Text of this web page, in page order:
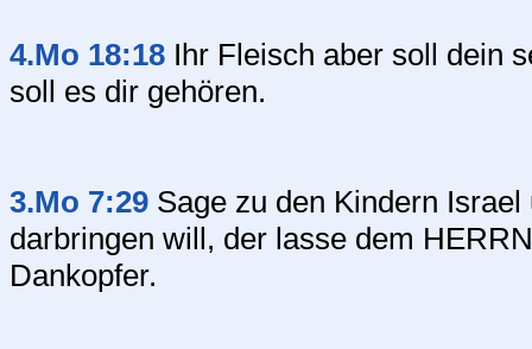
4.Mo 18:18 Ihr Fleisch aber soll dein
soll es dir gehören.
3.Mo 7:29 Sage zu den Kindern
darbringen will, der lasse dem
Dankopfer.